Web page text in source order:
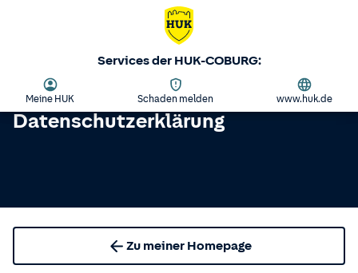
Services der HUK-COBURG:
Meine HUK Schaden melden www.huk.de
Datenschutzerklärung
Zu meiner Homepage